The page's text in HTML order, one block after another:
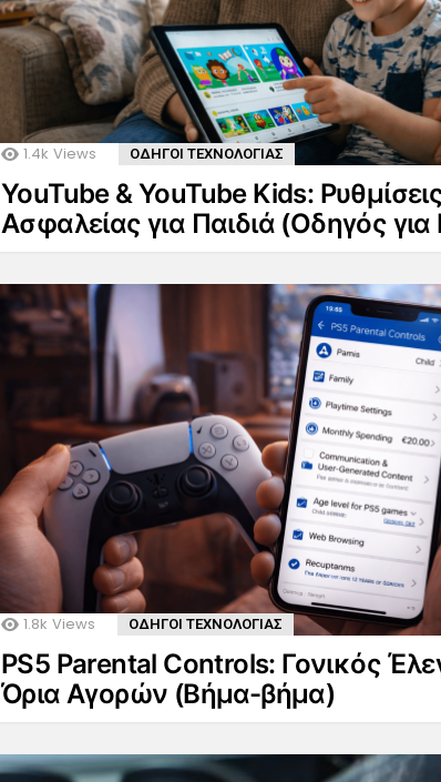
1.4k Views ΟΔΗΓΟΙ ΤΕΧΝΟΛΟΓΙΑΣ
YouTube & YouTube Kids:
Ασφαλείας για Παιδιά (Οδηγός για
1.8k Views ΟΔΗΓΟΙ ΤΕΧΝΟΛΟΓΙΑΣ
PS5 Parental Controls: Γονικός
Όρια Αγορών (Βήμα-βήμα)